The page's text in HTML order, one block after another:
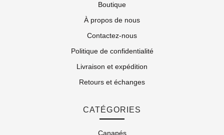
Boutique
À propos de nous
Contactez-nous
Politique de confidentialité
Livraison et expédition
Retours et échanges
CATÉGORIES
Canapés